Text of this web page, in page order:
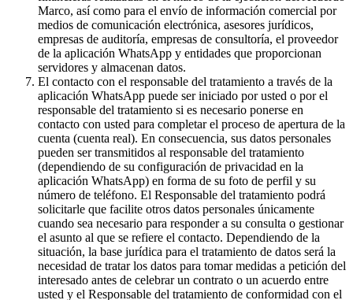
Marco, así como para el envío de información comercial por
medios de comunicación electrónica, asesores jurídicos,
empresas de auditoría, empresas de consultoría, el proveedor
de la aplicación WhatsApp y entidades que proporcionan
servidores y almacenan datos.
El contacto con el responsable del tratamiento a través de la
aplicación WhatsApp puede ser iniciado por usted o por el
responsable del tratamiento si es necesario ponerse en
contacto con usted para completar el proceso de apertura de la
cuenta (cuenta real). En consecuencia, sus datos personales
pueden ser transmitidos al responsable del tratamiento
(dependiendo de su configuración de privacidad en la
aplicación WhatsApp) en forma de su foto de perfil y su
número de teléfono. El Responsable del tratamiento podrá
solicitarle que facilite otros datos personales únicamente
cuando sea necesario para responder a su consulta o gestionar
el asunto al que se refiere el contacto. Dependiendo de la
situación, la base jurídica para el tratamiento de datos será la
necesidad de tratar los datos para tomar medidas a petición del
interesado antes de celebrar un contrato o un acuerdo entre
usted y el Responsable del tratamiento de conformidad con el